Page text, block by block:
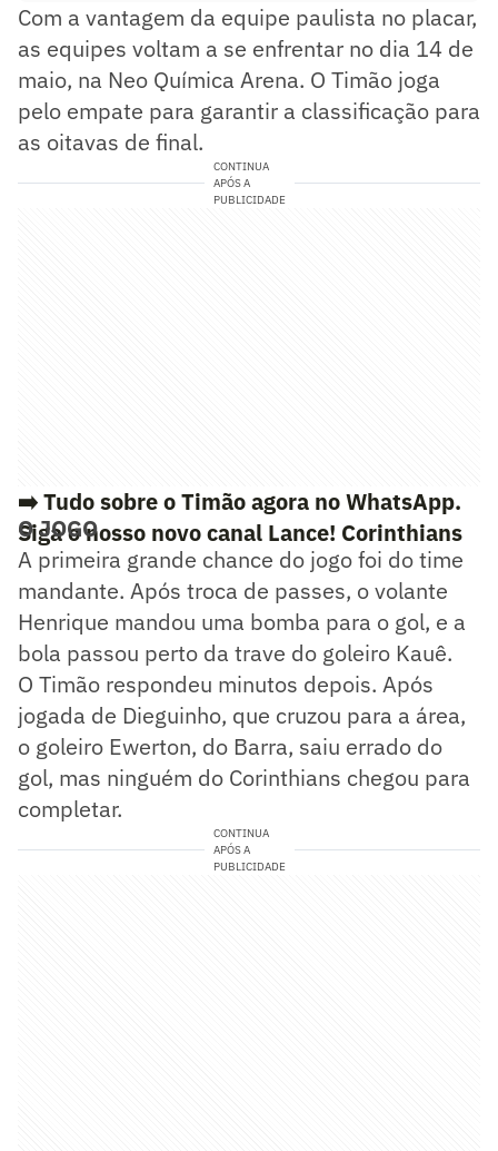
Com a vantagem da equipe paulista no placar,
as equipes voltam a se enfrentar no dia 14 de
maio, na Neo Química Arena. O Timão joga
pelo empate para garantir a classificação para
as oitavas de final.
CONTINUA
APÓS A
PUBLICIDADE
➡️ Tudo sobre o Timão agora no WhatsApp.
Siga o nosso novo canal Lance! Corinthians
O JOGO
A primeira grande chance do jogo foi do time
mandante. Após troca de passes, o volante
Henrique mandou uma bomba para o gol, e a
bola passou perto da trave do goleiro Kauê.
O Timão respondeu minutos depois. Após
jogada de Dieguinho, que cruzou para a área,
o goleiro Ewerton, do Barra, saiu errado do
gol, mas ninguém do Corinthians chegou para
completar.
CONTINUA
APÓS A
PUBLICIDADE